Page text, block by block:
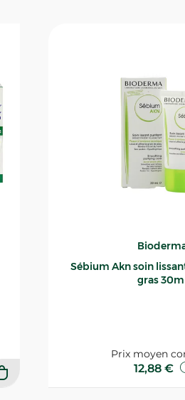
Sébium Akn soin lissant
gras
Prix moyen
12,88 €